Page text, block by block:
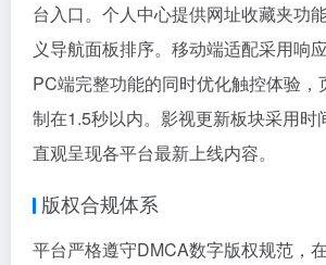
台入口。个人中心提供网址收藏夹功
义导航面板排序。移动端适配采用响
PC端完整功能的同时优化触控体验，
制在1.5秒以内。影视更新板块采用时
直观呈现各平台最新上线内容。
版权合规体系
平台严格遵守DMCA数字版权规范，